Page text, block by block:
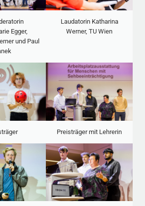
Egger,
und Paul
Laudatorin Katharina
Werner, TU Wien
Preisträger mit Lehrerin